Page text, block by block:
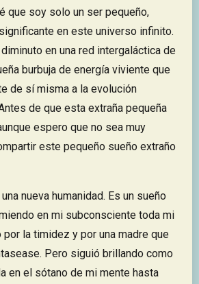
que soy solo un ser pequeño,
en este universo infinito.
en una red intergaláctica de
burbuja de energía viviente que
de sí misma a la evolución
de que esta extraña pequeña
espero que no sea muy
este pequeño sueño extraño
nueva humanidad. Es un sueño
en mi subconsciente toda mi
la timidez y por una madre que
Pero siguió brillando como
en el sótano de mi mente hasta